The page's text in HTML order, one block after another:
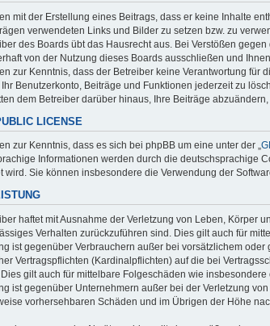
mit der Erstellung eines Beitrags, dass er keine Inhalte
verwendeten Links und Bilder zu setzen bzw. zu
des Boards übt das Hausrecht aus. Bei Verstößen
von der Nutzung dieses Boards ausschließen und
zur Kenntnis, dass der Betreiber keine Verantwortung für
Ihr Benutzerkonto, Beiträge und Funktionen jederzeit zu
dem Betreiber darüber hinaus, Ihre Beiträge
LICENSE
zur Kenntnis, dass es sich bei phpBB um eine unter der „
Informationen werden durch die deutschsprachige
wird. Sie können insbesondere die Verwendung der
haftet mit Ausnahme der Verletzung von Leben, Körper
Verhalten zurückzuführen sind. Dies gilt auch für
ist gegenüber Verbrauchern außer bei vorsätzlichem
Vertragspflichten (Kardinalpflichten) auf die bei
gilt auch für mittelbare Folgeschäden wie insbesondere
ist gegenüber Unternehmern außer bei der Verletzung
vorhersehbaren Schäden und im Übrigen der Höhe